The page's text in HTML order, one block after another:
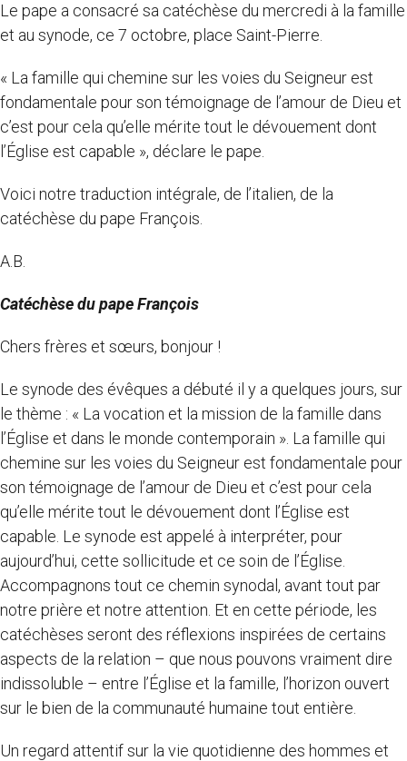
Le pape a consacré sa catéchèse du mercredi à la famille
et au synode, ce 7 octobre, place Saint-Pierre.
« La famille qui chemine sur les voies du Seigneur est
fondamentale pour son témoignage de l’amour de Dieu et
c’est pour cela qu’elle mérite tout le dévouement dont
l’Église est capable », déclare le pape.
Voici notre traduction intégrale, de l’italien, de la
catéchèse du pape François.
A.B.
Catéchèse du pape François
Chers frères et sœurs, bonjour !
Le synode des évêques a débuté il y a quelques jours, sur
le thème : « La vocation et la mission de la famille dans
l’Église et dans le monde contemporain ». La famille qui
chemine sur les voies du Seigneur est fondamentale pour
son témoignage de l’amour de Dieu et c’est pour cela
qu’elle mérite tout le dévouement dont l’Église est
capable. Le synode est appelé à interpréter, pour
aujourd’hui, cette sollicitude et ce soin de l’Église.
Accompagnons tout ce chemin synodal, avant tout par
notre prière et notre attention. Et en cette période, les
catéchèses seront des réflexions inspirées de certains
aspects de la relation – que nous pouvons vraiment dire
indissoluble – entre l’Église et la famille, l’horizon ouvert
sur le bien de la communauté humaine tout entière.
Un regard attentif sur la vie quotidienne des hommes et